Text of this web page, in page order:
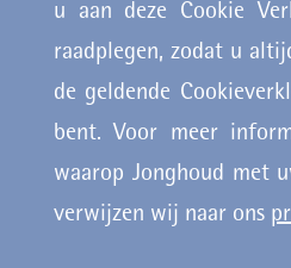
u aan deze Cookie
raadplegen, zodat u
de geldende
bent. Voor meer
waarop Jonghoud met
verwijzen wij naar ons